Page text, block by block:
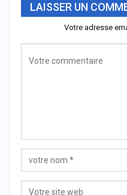
LAISSER UN
Votre adresse